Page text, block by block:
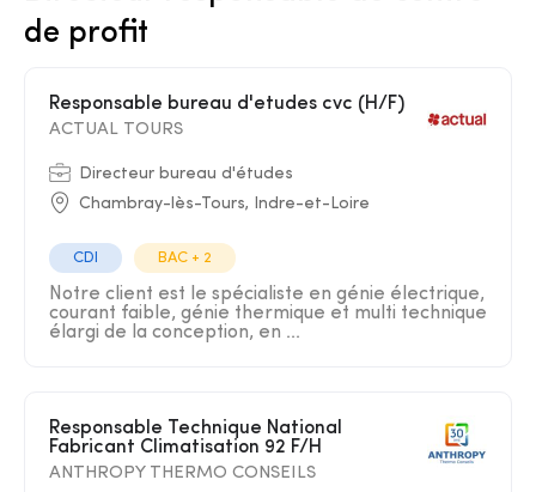
de profit
Responsable bureau d'etudes cvc (H/F)
ACTUAL TOURS
Directeur bureau d'études
Chambray-lès-Tours, Indre-et-Loire
CDI BAC + 2
Notre client est le spécialiste en génie électrique,
courant faible, génie thermique et multi technique
élargi de la conception, en ...
Responsable Technique National
Fabricant Climatisation 92 F/H
ANTHROPY THERMO CONSEILS